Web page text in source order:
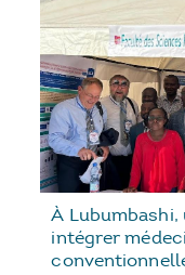
À
intégrer